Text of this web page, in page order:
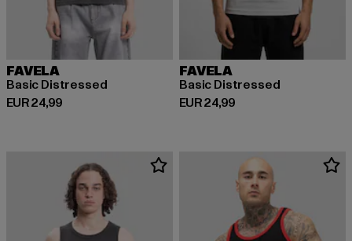
FAVELA
Basic Distressed
EUR 24,99
Derzeitiger Preis: EUR 24,99
FAVELA
Basic Distressed
EUR 24,99
Derzeitiger Preis: EUR 24,99